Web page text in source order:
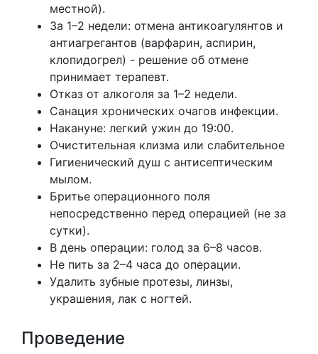
местной).
За 1–2 недели: отмена антикоагулянтов и
антиагрегантов (варфарин, аспирин,
клопидогрел) - решение об отмене
принимает терапевт.
Отказ от алкоголя за 1–2 недели.
Санация хронических очагов инфекции.
Накануне: легкий ужин до 19:00.
Очистительная клизма или слабительное
Гигиенический душ с антисептическим
мылом.
Бритье операционного поля
непосредственно перед операцией (не за
сутки).
В день операции: голод за 6–8 часов.
Не пить за 2–4 часа до операции.
Удалить зубные протезы, линзы,
украшения, лак с ногтей.
Проведение